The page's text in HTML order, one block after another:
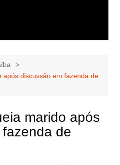
após discussão em fazenda de
marido após
de